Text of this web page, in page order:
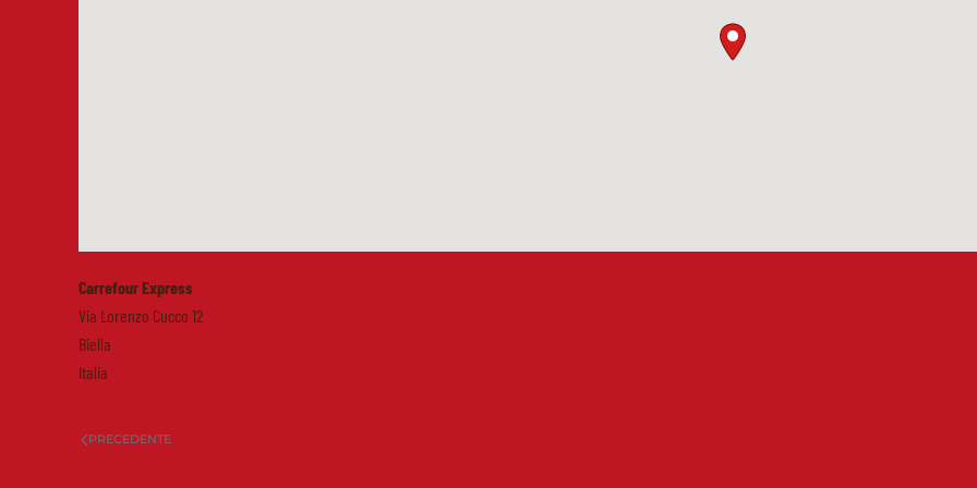
Carrefour Express
Via Lorenzo Cucco 12
Biella
Italia
PRECEDENTE